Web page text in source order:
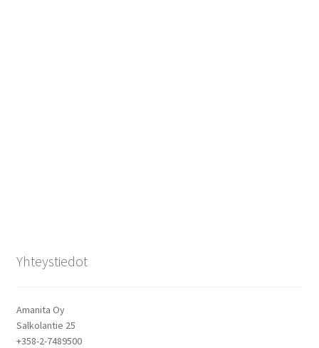
Yhteystiedot
Amanita Oy
Salkolantie 25
+358-2-7489500